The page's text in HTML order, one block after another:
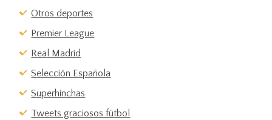
Otros deportes
Premier League
Real Madrid
Selección Española
Superhinchas
Tweets graciosos fútbol